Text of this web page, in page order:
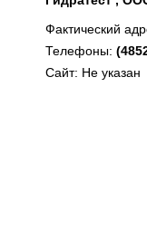
Фактический
Телефоны:
Сайт: Не указан